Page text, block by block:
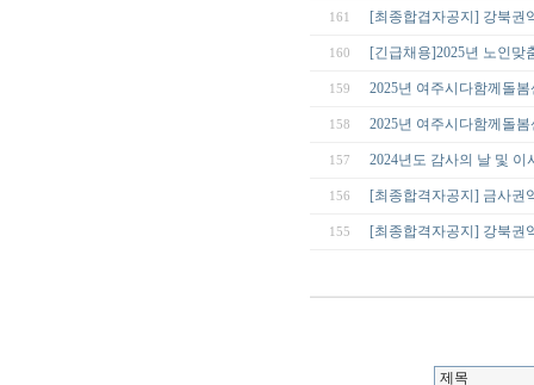
161 [최종합겹자공지] 강북
160 [긴급채용]2025년 노인
159 2025년 여주시다함께돌
158 2025년 여주시다함께돌
157 2024년도 감사의 날 및 이
156 [최종합격자공지] 금사
155 [최종합격자공지] 강북